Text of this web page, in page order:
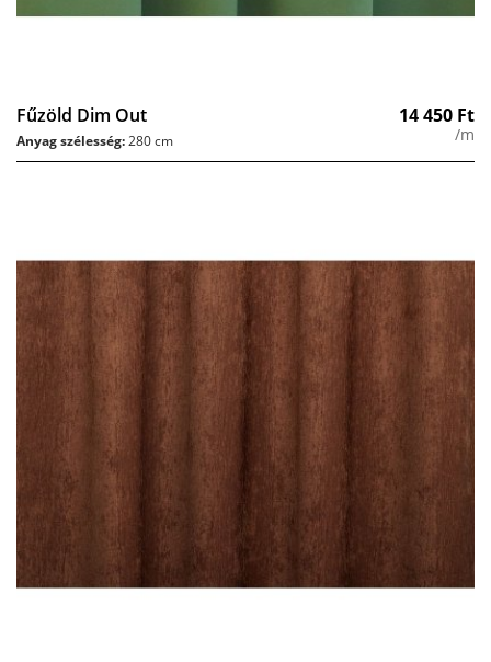
Fűzöld Dim Out 14 450 Ft
/m
Anyag szélesség:280 cm